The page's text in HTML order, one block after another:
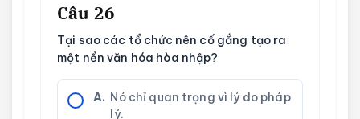
Câu 26
Tại sao các tổ chức nên cố gắng tạo ra
một nền văn hóa hòa nhập?
A. Nó chỉ quan trọng vì lý do pháp
lý.